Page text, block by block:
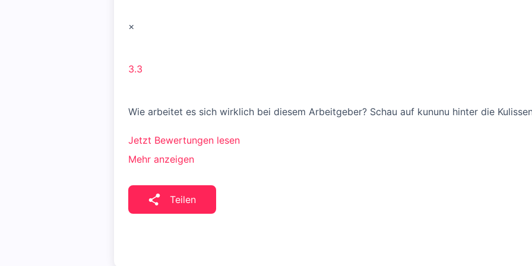
×
3.3
Wie arbeitet es sich wirklich bei diesem Arbeitgeber? Schau auf kununu hinter die
Jetzt Bewertungen lesen
Mehr anzeigen
Teilen